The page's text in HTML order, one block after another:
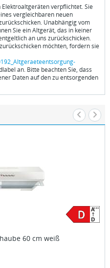
Elektroaltgeräten verpflichtet. Sie
vergleichbaren neuen
Unabhängig vom
Sie ein Altgerät, das in keiner
an uns zurückschicken.
möchten, fordern sie
an. Bitte beachten Sie, dass
Daten auf den zu entsorgenden
60 cm weiß